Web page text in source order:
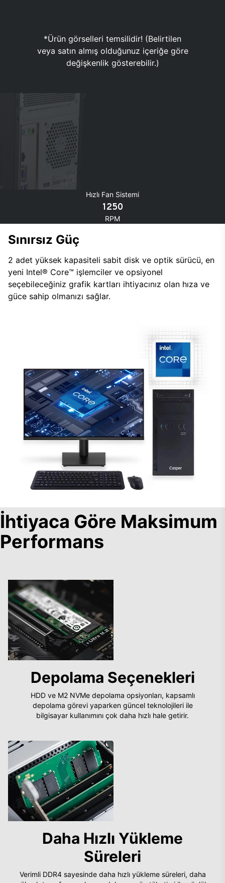
*Ürün görselleri temsilidir! (Belirtilen
veya satın almış olduğunuz içeriğe göre
değişkenlik gösterebilir.)
Hızlı Fan Sistemi
1250
RPM
Sınırsız Güç
2 adet yüksek kapasiteli sabit disk ve optik sürücü, en
yeni Intel® Core™ işlemciler ve opsiyonel
seçebileceğiniz grafik kartları ihtiyacınız olan hıza ve
güce sahip olmanızı sağlar.
İhtiyaca Göre Maksimum
Performans
Depolama Seçenekleri
HDD ve M2 NVMe depolama opsiyonları, kapsamlı
depolama görevi yaparken güncel teknolojileri ile
bilgisayar kullanımını çok daha hızlı hale getirir.
Daha Hızlı Yükleme
Süreleri
Verimli DDR4 sayesinde daha hızlı yükleme süreleri, daha